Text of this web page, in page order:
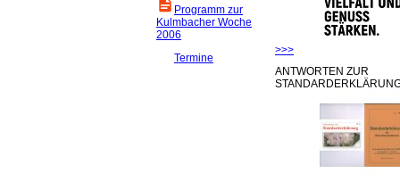
Programm zur
Kulmbacher Woche
2006
Termine
>>>
ANTWORTEN ZUR